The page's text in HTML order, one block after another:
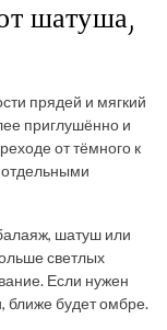
шатуша,
прядей и мягкий
приглушённо и
от тёмного к
шатуш или
светлых
Если нужен
ближе будет омбре.